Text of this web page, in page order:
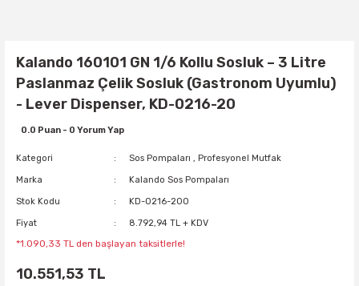
Kalando 160101 GN 1/6 Kollu Sosluk – 3 Litre
Paslanmaz Çelik Sosluk (Gastronom Uyumlu)
- Lever Dispenser, KD-0216-20
0.0 Puan - 0 Yorum Yap
Kategori Sos Pompaları , Profesyonel Mutfak
Marka Kalando Sos Pompaları
Stok Kodu KD-0216-200
Fiyat 8.792,94 TL + KDV
*1.090,33 TL den başlayan taksitlerle!
10.551,53 TL